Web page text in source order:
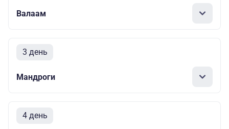
Валаам
3 день
Мандроги
4 день